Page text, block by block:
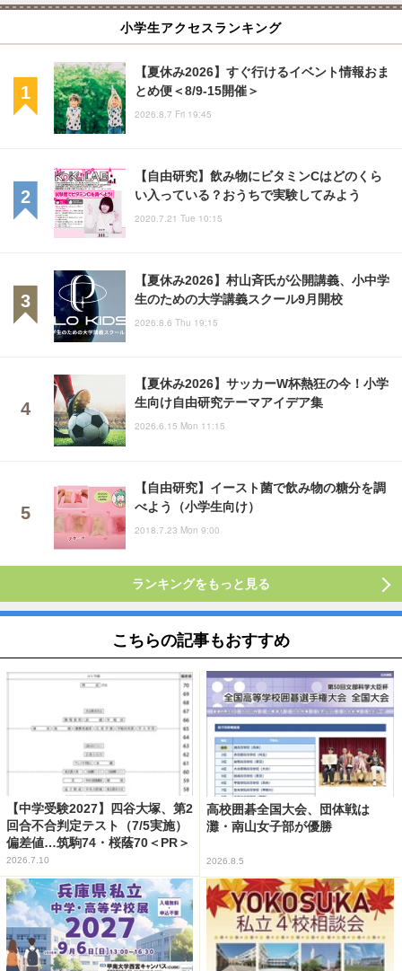
小学生アクセスランキング
【夏休み2026】すぐ行けるイベント情報おま
とめ便＜8/9-15開催＞
2026.8.7 Fri 19:45
【自由研究】飲み物にビタミンCはどのくら
い入っている？おうちで実験してみよう
2020.7.21 Tue 10:15
【夏休み2026】村山斉氏が公開講義、小中学
生のための大学講義スクール9月開校
2026.8.6 Thu 19:15
【夏休み2026】サッカーW杯熱狂の今！小学
生向け自由研究テーマアイデア集
2026.6.15 Mon 11:15
【自由研究】イースト菌で飲み物の糖分を調
べよう（小学生向け）
2018.7.23 Mon 9:00
ランキングをもっと見る
こちらの記事もおすすめ
【中学受験2027】四谷大塚、第2
回合不合判定テスト（7/5実施）
偏差値…筑駒74・桜蔭70＜PR＞
2026.7.10
高校囲碁全国大会、団体戦は
灘・南山女子部が優勝
2026.8.5